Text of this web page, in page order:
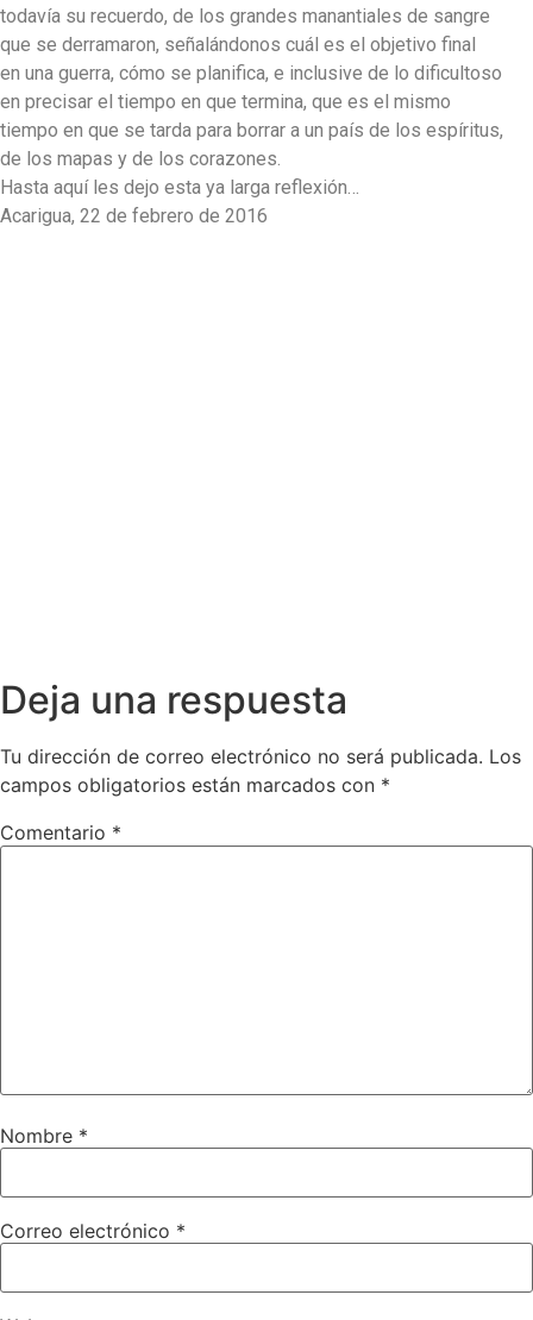
todavía su recuerdo, de los grandes manantiales de sangre
que se derramaron, señalándonos cuál es el objetivo final
en una guerra, cómo se planifica, e inclusive de lo dificultoso
en precisar el tiempo en que termina, que es el mismo
tiempo en que se tarda para borrar a un país de los espíritus,
de los mapas y de los corazones.
Hasta aquí les dejo esta ya larga reflexión…
Acarigua, 22 de febrero de 2016
Deja una respuesta
Tu dirección de correo electrónico no será publicada. Los
campos obligatorios están marcados con *
Comentario *
Nombre *
Correo electrónico *